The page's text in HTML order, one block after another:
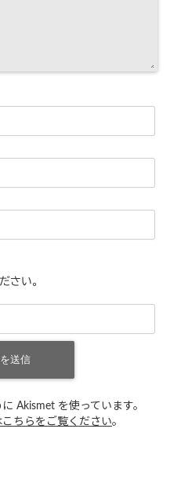
さい。
Akismet を使っています。
ちらをご覧ください。